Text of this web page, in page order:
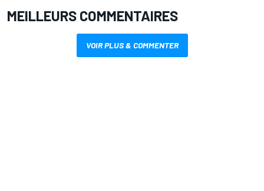
MEILLEURS COMMENTAIRES
VOIR PLUS & COMMENTER